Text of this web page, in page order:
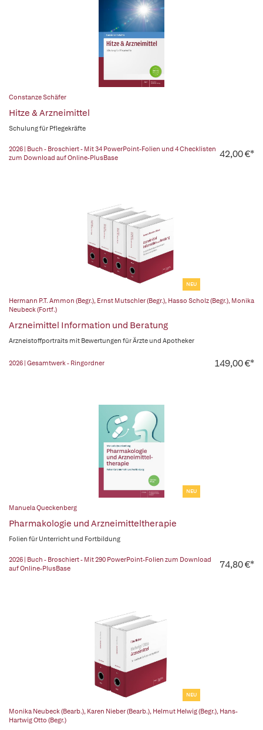
Constanze Schäfer
Hitze & Arzneimittel
Schulung für Pflegekräfte
2026 | Buch - Broschiert - Mit 34 PowerPoint-Folien und 4 Checklisten
zum Download auf Online-PlusBase
42,00 €*
NEU
Hermann P.T. Ammon (Begr.), Ernst Mutschler (Begr.), Hasso Scholz (Begr.), Monika
Neubeck (Fortf.)
Arzneimittel Information und Beratung
Arzneistoffportraits mit Bewertungen für Ärzte und Apotheker
2026 | Gesamtwerk - Ringordner 149,00 €*
NEU
Manuela Queckenberg
Pharmakologie und Arzneimitteltherapie
Folien für Unterricht und Fortbildung
2026 | Buch - Broschiert - Mit 290 PowerPoint-Folien zum Download
auf Online-PlusBase
74,80 €*
NEU
Monika Neubeck (Bearb.), Karen Nieber (Bearb.), Helmut Helwig (Begr.), Hans-
Hartwig Otto (Begr.)